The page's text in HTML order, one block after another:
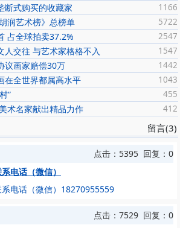
1166
断式购买的收藏家
5722
润艺术榜》总榜单
2547
占全球拍卖37.2%
1547
人交往 与艺术家格格不入
1442
议画家赔偿30万
1043
在全世界都属高水平
455
”
412
术名家献出精品力作
留言(3)
点击：5395 回复：0
电话（微信）
电话（微信）18270955559
点击：7529 回复：0